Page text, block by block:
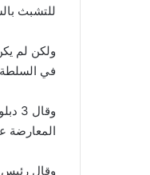
للتشبث
في السلطة
المعارضة
وقال رئيس